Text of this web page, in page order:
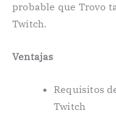
probable que Trovo
Twitch.
Ventajas
Requisitos
Twitch